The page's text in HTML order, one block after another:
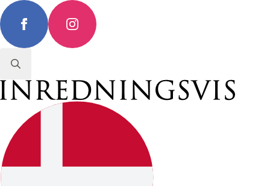
Search
for: